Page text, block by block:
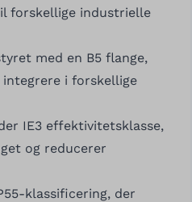
forskellige industrielle
med en B5 flange,
i forskellige
IE3 effektivitetsklasse,
og reducerer
klassificering, der